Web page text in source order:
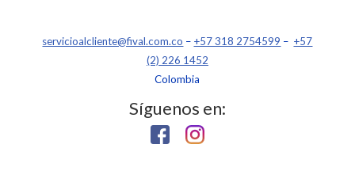
servicioalcliente@fival.com.co – +57 318 2754599 – +57
(2) 226 1452
Colombia
Síguenos en: